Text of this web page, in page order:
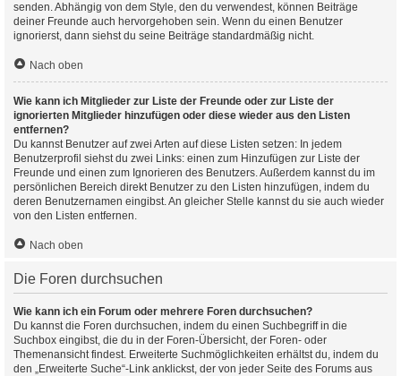
senden. Abhängig von dem Style, den du verwendest, können Beiträge
deiner Freunde auch hervorgehoben sein. Wenn du einen Benutzer
ignorierst, dann siehst du seine Beiträge standardmäßig nicht.
Nach oben
Wie kann ich Mitglieder zur Liste der Freunde oder zur Liste der
ignorierten Mitglieder hinzufügen oder diese wieder aus den Listen
entfernen?
Du kannst Benutzer auf zwei Arten auf diese Listen setzen: In jedem
Benutzerprofil siehst du zwei Links: einen zum Hinzufügen zur Liste der
Freunde und einen zum Ignorieren des Benutzers. Außerdem kannst du im
persönlichen Bereich direkt Benutzer zu den Listen hinzufügen, indem du
deren Benutzernamen eingibst. An gleicher Stelle kannst du sie auch wieder
von den Listen entfernen.
Nach oben
Die Foren durchsuchen
Wie kann ich ein Forum oder mehrere Foren durchsuchen?
Du kannst die Foren durchsuchen, indem du einen Suchbegriff in die
Suchbox eingibst, die du in der Foren-Übersicht, der Foren- oder
Themenansicht findest. Erweiterte Suchmöglichkeiten erhältst du, indem du
den „Erweiterte Suche“-Link anklickst, der von jeder Seite des Forums aus